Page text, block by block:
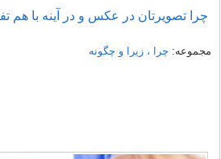
چرا تصویرتان در عکس و در آینه با هم
مجموعه: چرا ، زیرا و چگونه